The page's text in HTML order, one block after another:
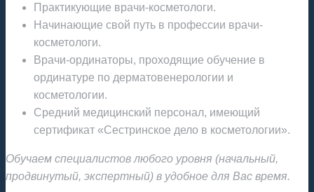
Практикующие врачи-косметологи.
Начинающие свой путь в профессии врачи-
косметологи.
Врачи-ординаторы, проходящие обучение в
ординатуре по дерматовенерологии и
косметологии.
Средний медицинский персонал, имеющий
сертификат «Сестринское дело в косметологии».
Обучаем специалистов любого уровня (начальный,
продвинутый, экспертный) в удобное для Вас время.